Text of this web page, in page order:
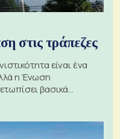
στις τράπεζες
είναι ένα
η Ένωση
βασικά